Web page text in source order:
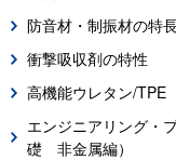
防音材・制振材の特
衝撃吸収剤の特性
高機能ウレタン/TPE
エンジニアリング・
礎 非金属編）